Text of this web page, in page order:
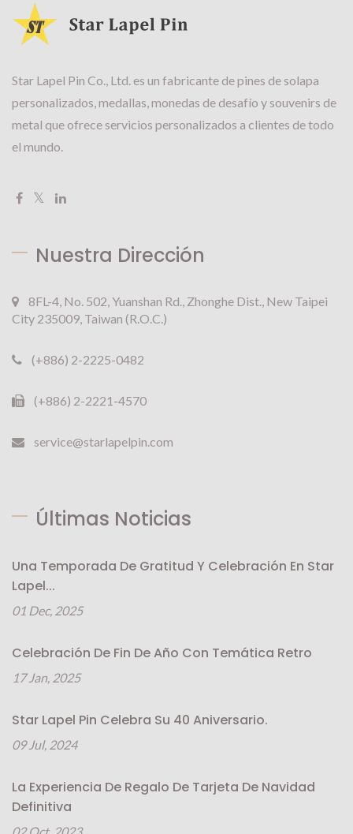
Star Lapel Pin Co., Ltd. es un fabricante de pines de solapa
personalizados, medallas, monedas de desafío y souvenirs de
metal que ofrece servicios personalizados a clientes de todo
el mundo.
Nuestra Dirección
8FL-4, No. 502, Yuanshan Rd., Zhonghe Dist., New Taipei
City 235009, Taiwan (R.O.C.)
(+886) 2-2225-0482
(+886) 2-2221-4570
service@starlapelpin.com
Últimas Noticias
Una Temporada De Gratitud Y Celebración En Star
Lapel...
01 Dec, 2025
Celebración De Fin De Año Con Temática Retro
17 Jan, 2025
Star Lapel Pin Celebra Su 40 Aniversario.
09 Jul, 2024
La Experiencia De Regalo De Tarjeta De Navidad
Definitiva